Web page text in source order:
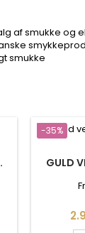
af smukke
smukke
-35%
GULD
Pris